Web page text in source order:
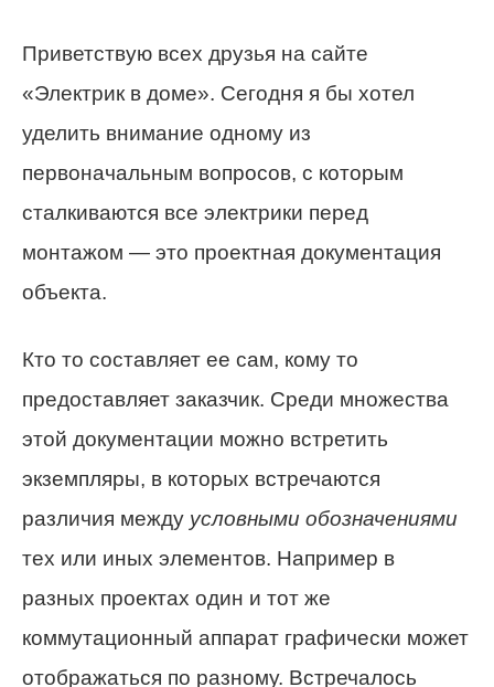
Приветствую всех друзья на сайте
«Электрик в доме». Сегодня я бы хотел
уделить внимание одному из
первоначальным вопросов, с которым
сталкиваются все электрики перед
монтажом — это проектная документация
объекта.
Кто то составляет ее сам, кому то
предоставляет заказчик. Среди множества
этой документации можно встретить
экземпляры, в которых встречаются
различия между условными обозначениями
тех или иных элементов. Например в
разных проектах один и тот же
коммутационный аппарат графически может
отображаться по разному. Встречалось